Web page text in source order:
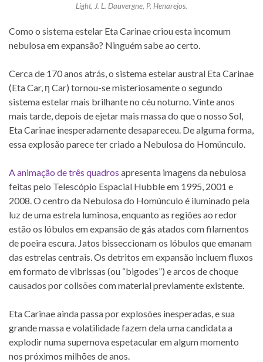
Light, J. L. Dauvergne, P. Henarejos.
Como o sistema estelar Eta Carinae criou esta incomum
nebulosa em expansão? Ninguém sabe ao certo.
Cerca de 170 anos atrás, o sistema estelar austral Eta Carinae
(Eta Car, η Car) tornou-semisteriosamente o segundo
sistema estelar mais brilhante no céu noturno. Vinte anos
mais tarde, depois de ejetar mais massa do que o nosso Sol,
Eta Carinae inesperadamente desapareceu. De alguma forma,
essa explosão parece ter criado a Nebulosa do Homúnculo.
A animação de três quadros apresenta imagens da nebulosa
feitas pelo Telescópio Espacial Hubble em 1995, 2001 e
2008. O centro da Nebulosa do Homúnculo é iluminado pela
luz de uma estrela luminosa, enquanto as regiões ao redor
estão os lóbulos em expansão de gás atados com filamentos
de poeira escura. Jatos bisseccionam os lóbulos que emanam
das estrelas centrais. Os detritos em expansão incluem fluxos
em formato de vibrissas (ou “bigodes”) e arcos de choque
causados por colisões com material previamente existente.
Eta Carinae ainda passa por explosões inesperadas, e sua
grande massa e volatilidade fazem dela uma candidata a
explodir numa supernova espetacular em algum momento
nos próximos milhões de anos.